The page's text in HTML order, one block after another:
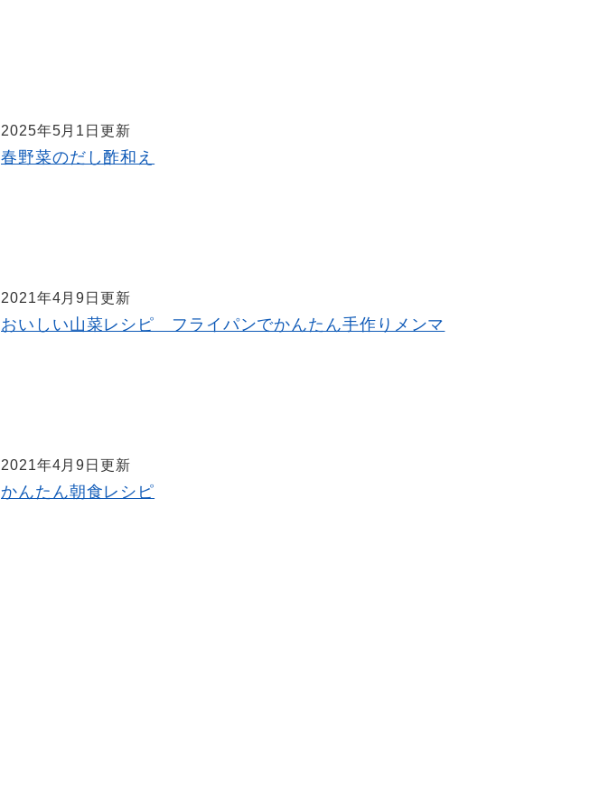
2025年5月1日更新
春野菜のだし酢和え
2021年4月9日更新
おいしい山菜レシピ フライパンでかんたん手作りメンマ
2021年4月9日更新
かんたん朝食レシピ